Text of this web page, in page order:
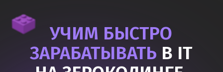
НА ЗЕРОКОДИНГЕ,
НЕЙРОСЕТЯХ
И ПРОГРАММИРОВАНИИ